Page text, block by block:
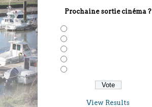
Prochaine sortie cinéma ?
View Results